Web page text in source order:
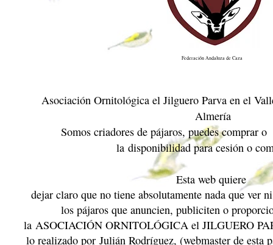
Federación Andaluza de Caza
Asociación Ornitológica el Jilguero Parva en el
Almería
Somos criadores de pájaros, puedes comprar
la disponibilidad para cesión o
Esta web quiere
dejar claro que no tiene absolutamente nada que ver
los pájaros que anuncien, publiciten o
laASOCIACIÓN ORNITOLÓGICA el JILGUERO
lo realizado por Julián Rodríguez, (webmaster de esta